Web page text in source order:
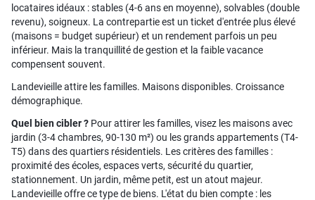
locataires idéaux : stables (4-6 ans en moyenne), solvables (double
revenu), soigneux. La contrepartie est un ticket d'entrée plus élevé
(maisons = budget supérieur) et un rendement parfois un peu
inférieur. Mais la tranquillité de gestion et la faible vacance
compensent souvent.
Landevieille attire les familles. Maisons disponibles. Croissance
démographique.
Quel bien cibler ? Pour attirer les familles, visez les maisons avec
jardin (3-4 chambres, 90-130 m²) ou les grands appartements (T4-
T5) dans des quartiers résidentiels. Les critères des familles :
proximité des écoles, espaces verts, sécurité du quartier,
stationnement. Un jardin, même petit, est un atout majeur.
Landevieille offre ce type de biens. L'état du bien compte : les